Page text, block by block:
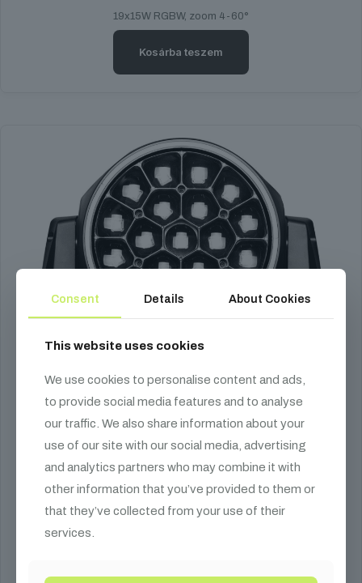
19x15W RGBW, zoom 4-60°
Kosárba teszem
FOS Helix Ultra
Consent Details About Cookies
This website uses cookies
We use cookies to personalise content and ads,
to provide social media features and to analyse
our traffic. We also share information about your
use of our site with our social media, advertising
and analytics partners who may combine it with
other information that you’ve provided to them or
that they’ve collected from your use of their
services.